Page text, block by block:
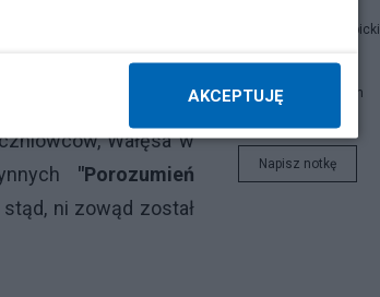
osób. Na wiecu
że
"sprawę strajku
postanowili
Wałęsa w
"Porozumień
ni zowąd został
Jan Filip Libicki
brat Damian
Napisz notkę
AKCEPTUJĘ